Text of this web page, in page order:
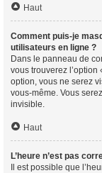
Haut
Comment puis-je
utilisateurs en ligne ?
Dans le panneau de
vous trouverez l’option
option, vous ne serez
vous-même. Vous
invisible.
Haut
L’heure n’est pas
Il est possible que